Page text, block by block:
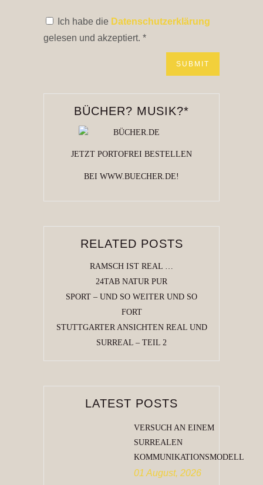
Ich habe die Datenschutzerklärung
gelesen und akzeptiert. *
BÜCHER? MUSIK?*
JETZT PORTOFREI BESTELLEN
BEI WWW.BUECHER.DE!
RELATED POSTS
RAMSCH IST REAL …
24TAB NATUR PUR
SPORT – UND SO WEITER UND SO
FORT
STUTTGARTER ANSICHTEN REAL UND
SURREAL – TEIL 2
LATEST POSTS
VERSUCH AN EINEM
SURREALEN
KOMMUNIKATIONSMODELL
01 August, 2026